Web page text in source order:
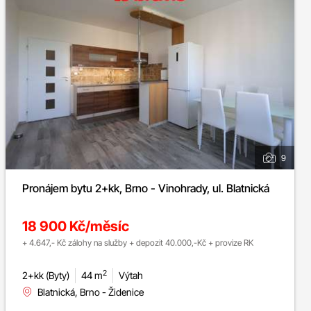
9
Pronájem bytu 2+kk, Brno - Vinohrady, ul. Blatnická
18 900 Kč/měsíc
+ 4.647,- Kč zálohy na služby + depozit 40.000,-Kč + provize RK
2+kk (Byty) 44 m2
Výtah
Blatnická, Brno - Židenice